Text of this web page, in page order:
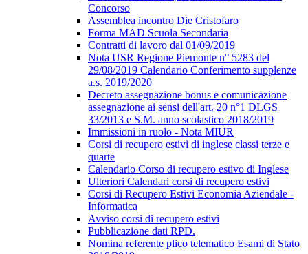
Concorso
Assemblea incontro Die Cristofaro
Forma MAD Scuola Secondaria
Contratti di lavoro dal 01/09/2019
Nota USR Regione Piemonte n° 5283 del
29/08/2019 Calendario Conferimento supplenze
a.s. 2019/2020
Decreto assegnazione bonus e comunicazione
assegnazione ai sensi dell'art. 20 n°1 DLGS
33/2013 e S.M. anno scolastico 2018/2019
Immissioni in ruolo - Nota MIUR
Corsi di recupero estivi di inglese classi terze e
quarte
Calendario Corso di recupero estivo di Inglese
Ulteriori Calendari corsi di recupero estivi
Corsi di Recupero Estivi Economia Aziendale -
Informatica
Avviso corsi di recupero estivi
Pubblicazione dati RPD.
Nomina referente plico telematico Esami di Stato